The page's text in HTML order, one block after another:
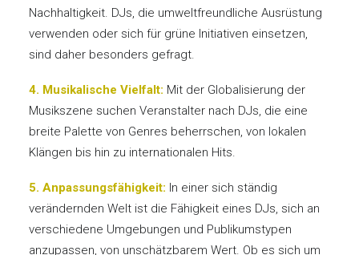
Nachhaltigkeit. DJs, die umweltfreundliche Ausrüstung
verwenden oder sich für grüne Initiativen einsetzen,
sind daher besonders gefragt.
4. Musikalische Vielfalt: Mit der Globalisierung der
Musikszene suchen Veranstalter nach DJs, die eine
breite Palette von Genres beherrschen, von lokalen
Klängen bis hin zu internationalen Hits.
5. Anpassungsfähigkeit: In einer sich ständig
verändernden Welt ist die Fähigkeit eines DJs, sich an
verschiedene Umgebungen und Publikumstypen
anzupassen, von unschätzbarem Wert. Ob es sich um